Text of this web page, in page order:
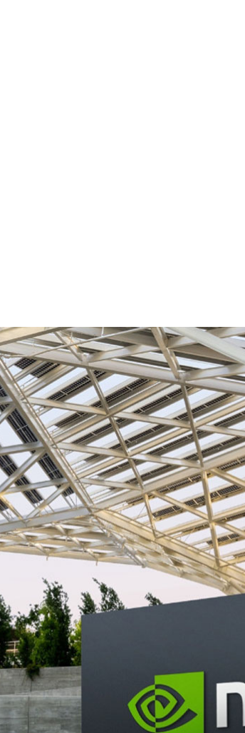
同期から 56% 増
から 5% 増、前年同期から 56% 増
増
した第 2 四半期の売上高が 467 億ドルになっ
から 56% 増加しました。NVIDIA の Blackwell
した。
せんでした。これまで保留されていた H20
の顧客への約 6 億 5,000 万ドルの H20 の無
非 GAAP ベースが 72.7% でした。1 億 8,000
ベースの売上高総利益率は 72.3% です。
1.08 ドル、非 GAAP ベースが 1.05 ドルでし
響を除外した場合の非 GAAP ベースの希薄
Huang) は、次のように述べています。